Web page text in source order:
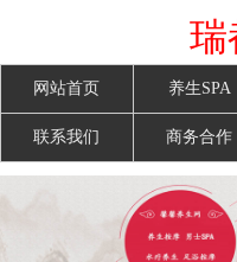
瑞
网站首页 养生SPA
联系我们 商务合作